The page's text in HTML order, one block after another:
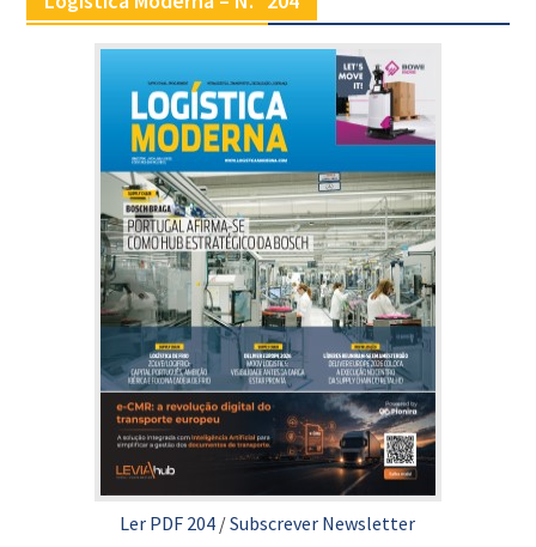
Ler PDF 204 /Subscrever Newsletter